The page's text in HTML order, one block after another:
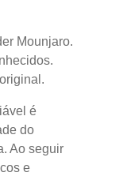
Mounjaro.
é
do
Ao seguir
e